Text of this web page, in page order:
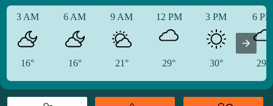
3 AM
16°
6 AM
16°
9 AM
21°
12 PM
29°
3 PM
30°
6
29°